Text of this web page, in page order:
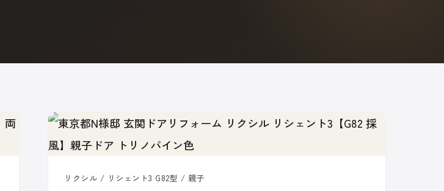
リクシル / リシェント3 G82型 / 親子